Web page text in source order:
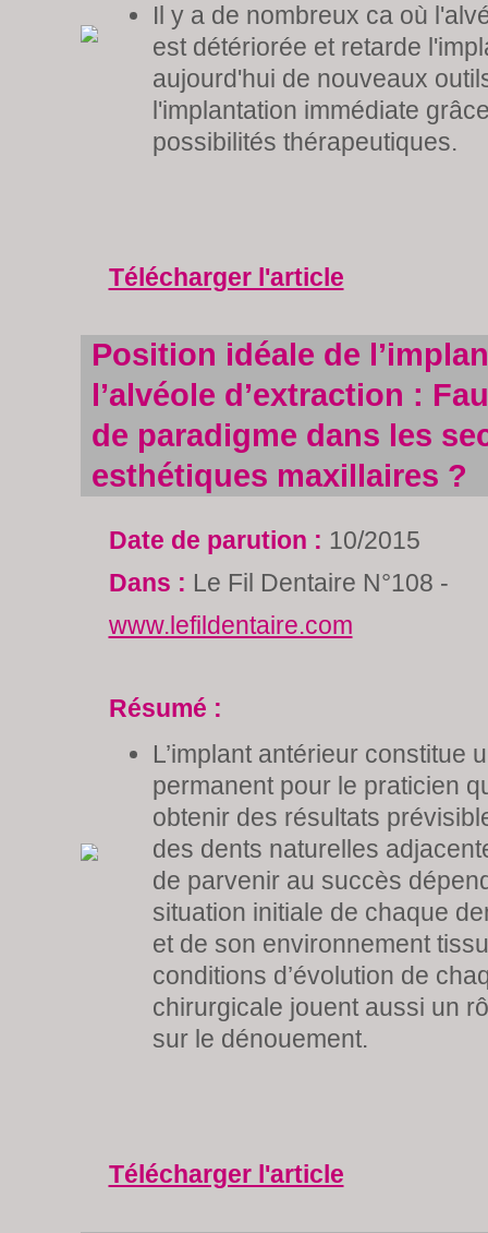
Il y a de nombreux ca où
est détériorée et retarde
aujourd'hui de nouveaux
l'implantation immédiate
possibilités thérapeutiques.
Télécharger l'article
Position idéale de
l’alvéole d’extraction :
de paradigme dans les
esthétiques maxillaires ?
Date de parution : 10/2015
Dans : Le Fil Dentaire N°108 -
www.lefildentaire.com
Résumé :
L’implant antérieur constitue
permanent pour le praticien
obtenir des résultats
des dents naturelles
de parvenir au succès
situation initiale de chaque
et de son environnement
conditions d’évolution de
chirurgicale jouent aussi un
sur le dénouement.
Télécharger l'article